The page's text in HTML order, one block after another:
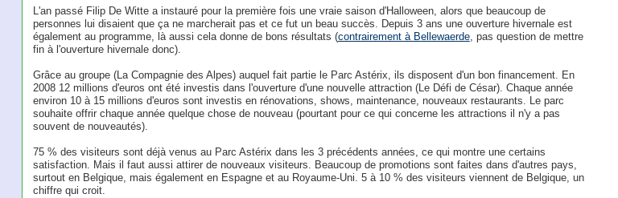
L'an passé Filip De Witte a instauré pour la première fois une vraie saison d'Halloween, alors que beaucoup de
personnes lui disaient que ça ne marcherait pas et ce fut un beau succès. Depuis 3 ans une ouverture hivernale est
également au programme, là aussi cela donne de bons résultats (contrairement à Bellewaerde, pas question de mettre
fin à l'ouverture hivernale donc).
Grâce au groupe (La Compagnie des Alpes) auquel fait partie le Parc Astérix, ils disposent d'un bon financement. En
2008 12 millions d'euros ont été investis dans l'ouverture d'une nouvelle attraction (Le Défi de César). Chaque année
environ 10 à 15 millions d'euros sont investis en rénovations, shows, maintenance, nouveaux restaurants. Le parc
souhaite offrir chaque année quelque chose de nouveau (pourtant pour ce qui concerne les attractions il n'y a pas
souvent de nouveautés).
75 % des visiteurs sont déjà venus au Parc Astérix dans les 3 précédents années, ce qui montre une certains
satisfaction. Mais il faut aussi attirer de nouveaux visiteurs. Beaucoup de promotions sont faites dans d'autres pays,
surtout en Belgique, mais également en Espagne et au Royaume-Uni. 5 à 10 % des visiteurs viennent de Belgique, un
chiffre qui croit.